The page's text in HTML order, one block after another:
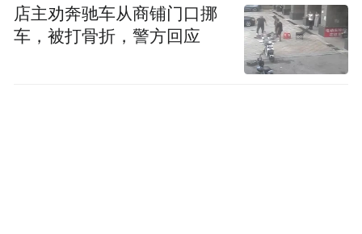
店主劝奔驰车从商铺门口挪
车，被打骨折，警方回应